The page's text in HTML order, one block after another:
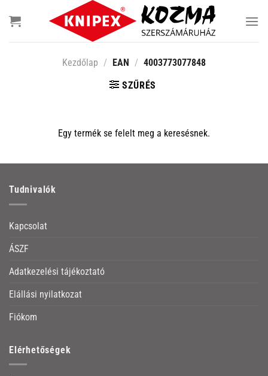
Kezdőlap / EAN / 4003773077848
SZŰRÉS
Egy termék se felelt meg a keresésnek.
Tudnivalók
Kapcsolat
ÁSZF
Adatkezelési tájékoztató
Elállási nyilatkozat
Fiókom
Elérhetőségek